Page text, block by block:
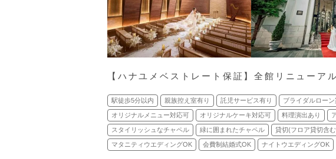
【ハナユメベストレート保証】全館リニューア
駅徒歩5分以内 親族控え室有り 託児サービス有り ブライダルロー
オリジナルメニュー対応可 オリジナルケーキ対応可 料理演出あり
スタイリッシュなチャペル 緑に囲まれたチャペル 貸切(フロア貸切含
マタニティウエディングOK 会費制結婚式OK ナイトウエディングOK